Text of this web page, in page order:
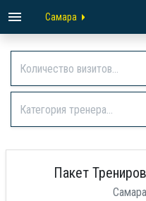
Самара
Пакет